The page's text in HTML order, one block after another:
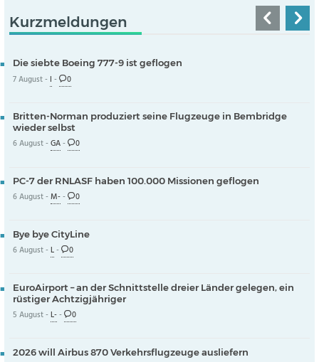
Kurzmeldungen
Die siebte Boeing 777-9 ist geflogen
7 August - I - 0
Britten-Norman produziert seine Flugzeuge in Bembridge
wieder selbst
6 August -GA- 0
PC-7 der RNLASF haben 100.000 Missionen geflogen
6 August -M-- 0
Bye bye CityLine
6 August -L- 0
EuroAirport – an der Schnittstelle dreier Länder gelegen, ein
rüstiger Achtzigjähriger
5 August -L-- 0
2026 will Airbus 870 Verkehrsflugzeuge ausliefern